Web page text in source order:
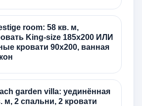
room: 58 кв. м,
King-size 185х200 ИЛИ
кровати 90х200, ванная
garden villa: уединённая
м, 2 спальни, 2 кровати